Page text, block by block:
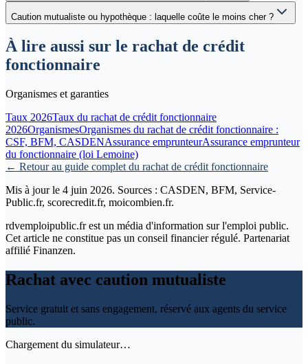
Caution mutualiste ou hypothèque : laquelle coûte le moins cher ?
À lire aussi sur le rachat de crédit
fonctionnaire
Organismes et garanties
Taux 2026Taux du rachat de crédit fonctionnaire
2026OrganismesOrganismes du rachat de crédit fonctionnaire :
CSF, BFM, CASDENAssurance emprunteurAssurance emprunteur
du fonctionnaire (loi Lemoine)
← Retour au guide complet du rachat de crédit fonctionnaire
Mis à jour le 4 juin 2026. Sources : CASDEN, BFM, Service-
Public.fr, scorecredit.fr, moicombien.fr.
rdvemploipublic.fr est un média d'information sur l'emploi public.
Cet article ne constitue pas un conseil financier régulé. Partenariat
affilié Finanzen.
Rachat avec caution mutualiste
Service gratuit et sans engagement, réservé aux agents du service
public.
Chargement du simulateur…